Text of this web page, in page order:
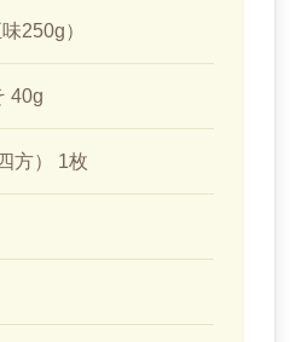
250g）
40g
方） 1枚